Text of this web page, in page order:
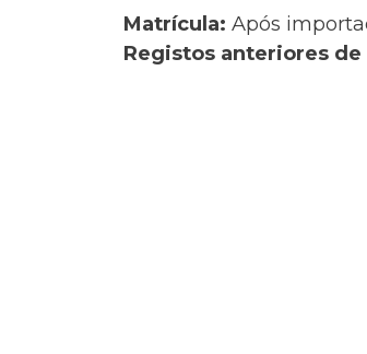
Matrícula: Após
Registos anteriores